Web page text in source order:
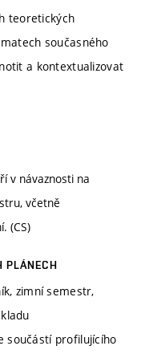
teoretických
současného
a kontextualizovat
v návaznosti na
včetně
(CS)
PLÁNECH
zimní semestr,
součástí profilujícího